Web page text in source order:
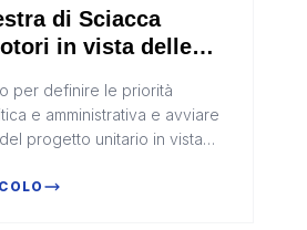
di Sciacca
in vista delle
per definire le priorità
e amministrativa e avviare
progetto unitario in vista